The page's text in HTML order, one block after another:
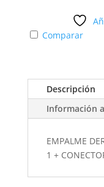
Comparar
Descripción
Información
EMPALME
1 +